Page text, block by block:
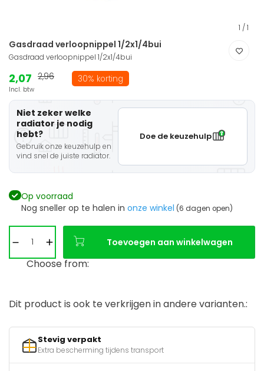
1 / 1
Gasdraad verloopnippel 1/2x1/4bui
Gasdraad verloopnippel 1/2x1/4bui
2,07
Incl. btw
2,96 30% korting
Niet zeker welke
radiator je nodig
hebt?
Gebruik onze keuzehulp en
vind snel de juiste radiator.
Doe de keuzehulp
Op voorraad
Nog sneller op te halen in onze winkel (6 dagen open)
Toevoegen aan winkelwagen
Choose from:
Dit product is ook te verkrijgen in andere varianten.:
Stevig verpakt
Extra bescherming tijdens transport